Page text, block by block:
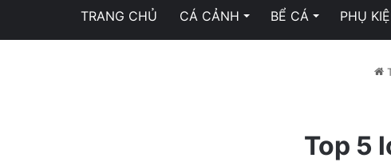
TRANG CHỦ CÁ CẢNH BỂ CÁ PHỤ
Top 5